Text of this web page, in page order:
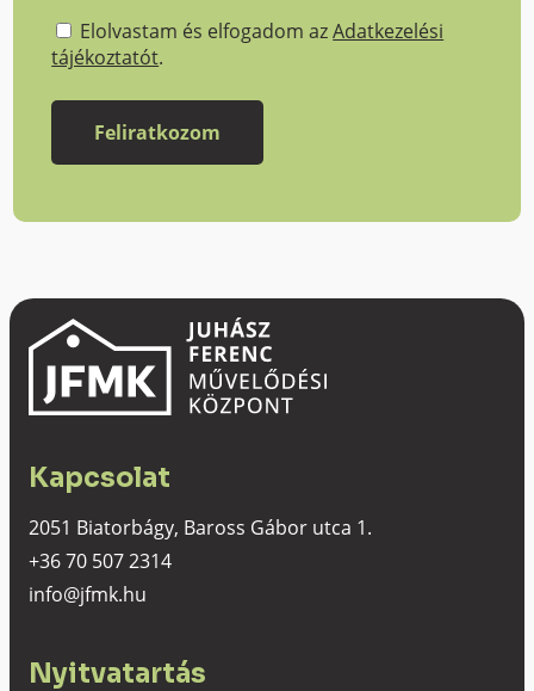
Elolvastam és elfogadom azAdatkezelési
tájékoztatót.
Kapcsolat
2051 Biatorbágy, Baross Gábor utca 1.
+36 70 507 2314
info@jfmk.hu
Nyitvatartás